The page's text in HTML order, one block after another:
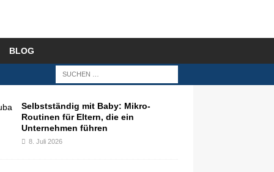
BLOG
Selbstständig mit Baby: Mikro-
Routinen für Eltern, die ein
Unternehmen führen
8. Juli 2026